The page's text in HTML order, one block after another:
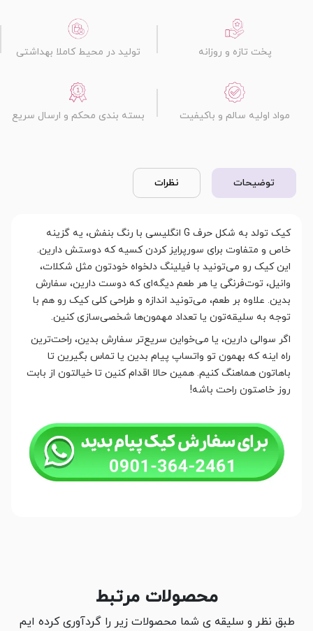
پخت تازه و روزانه تولید در محیط کاملا بهداشتی
مواد اولیه سالم و باکیفیت بسته بندی محکم و ارسال سریع
توضیحات نظرات
کیک تولد به شکل حرف G انگلیسی با رنگ بنفش، یه گزینه
خاص و متفاوت برای سورپرایز کردن کسیه که دوستش دارین.
این کیک رو می‌تونید با فیلینگ دلخواه خودتون مثل شکلات،
وانیل، توت‌فرنگی یا هر طعم دیگه‌ای که دوست دارین، سفارش
بدین. علاوه بر طعم، می‌تونید اندازه و طراحی کلی کیک رو هم با
توجه به سلیقه‌تون یا تعداد مهمون‌ها شخصی‌سازی کنین.
اگر سوالی دارین، یا می‌خواین سریع‌تر سفارش بدین، راحت‌ترین
راه اینه که بهمون تو واتساپ پیام بدین یا تماس بگیرین تا
باهاتون هماهنگ کنیم. همین حالا اقدام کنین تا خیالتون از بابت
روز خاصتون راحت باشه!
محصولات مرتبط
طبق نظر و سلیقه ی شما محصولات زیر را گردآوری کرده ایم